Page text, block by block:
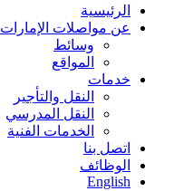
الرئيسية
عن مواصلات الإمارات
وسائط
المواقع
خدمات
النقل والتأجير
النقل المدرسي
الخدمات الفنية
اتصل بنا
الوظائف
English